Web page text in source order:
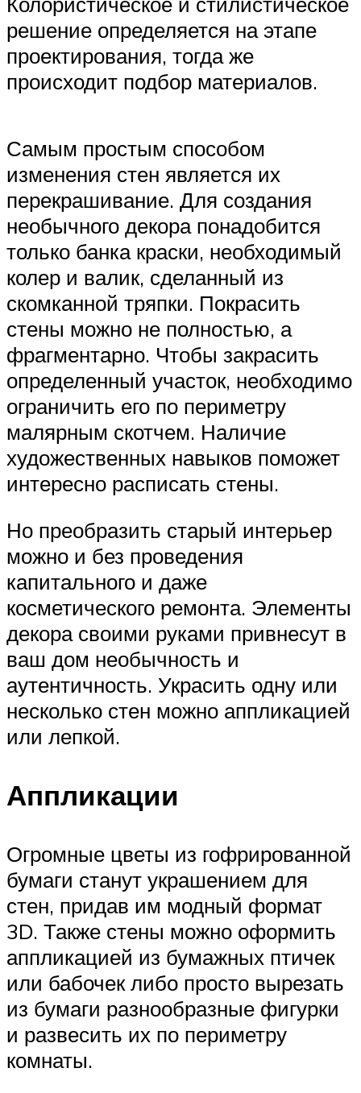
решение определяется на этапе
проектирования, тогда же
происходит подбор материалов.
Самым простым способом
изменения стен является их
перекрашивание. Для создания
необычного декора понадобится
только банка краски, необходимый
колер и валик, сделанный из
скомканной тряпки. Покрасить
стены можно не полностью, а
фрагментарно. Чтобы закрасить
определенный участок, необходимо
ограничить его по периметру
малярным скотчем. Наличие
художественных навыков поможет
интересно расписать стены.
Но преобразить старый интерьер
можно и без проведения
капитального и даже
косметического ремонта. Элементы
декора своими руками привнесут в
ваш дом необычность и
аутентичность. Украсить одну или
несколько стен можно аппликацией
или лепкой.
Аппликации
Огромные цветы из гофрированной
бумаги станут украшением для
стен, придав им модный формат
3D. Также стены можно оформить
аппликацией из бумажных птичек
или бабочек либо просто вырезать
из бумаги разнообразные фигурки
и развесить их по периметру
комнаты.